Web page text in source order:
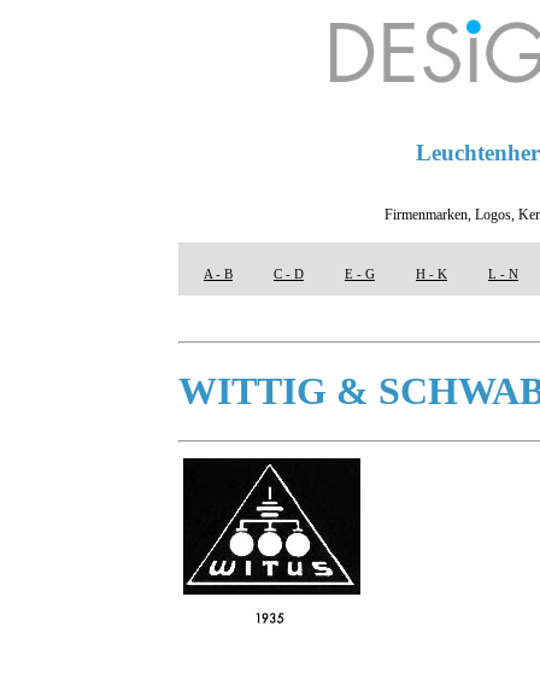
Firmenmarken, Logos,
A - B C - D E - G H - K L - N
WITTIG &